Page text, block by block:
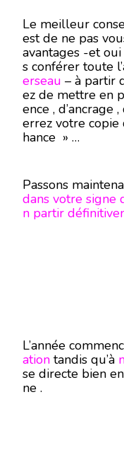
et afin de tout
fin prêtle 29
Jupiter
oissons,
en plus fluide
sera d’autant
vec discipline ..
Le meilleur
est de ne pas
avantages -et
s conférer toute
erseau – à partir
ez de mettre en
ence , d’ancrage
errez votre copie
hance » …
Passons
dans votre signe
n partir
L’année
ation tandis qu’à
se directe bien
ne .